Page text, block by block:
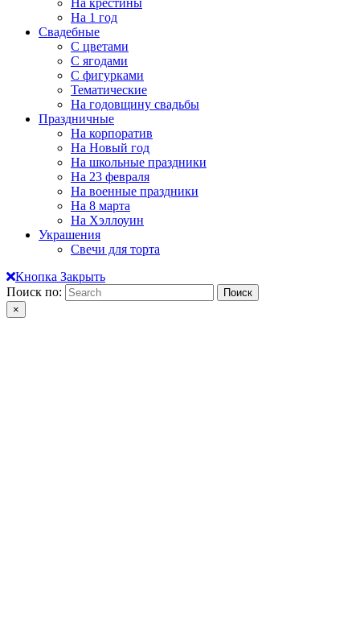
На крестины
На 1 год
Свадебные
С цветами
С ягодами
С фигурками
Тематические
На годовщину свадьбы
Праздничные
На корпоратив
На Новый год
На школьные праздники
На 23 февраля
На военные праздники
На 8 марта
На Хэллоуин
Украшения
Свечи для торта
Кнопка Закрыть
Поиск по:
×